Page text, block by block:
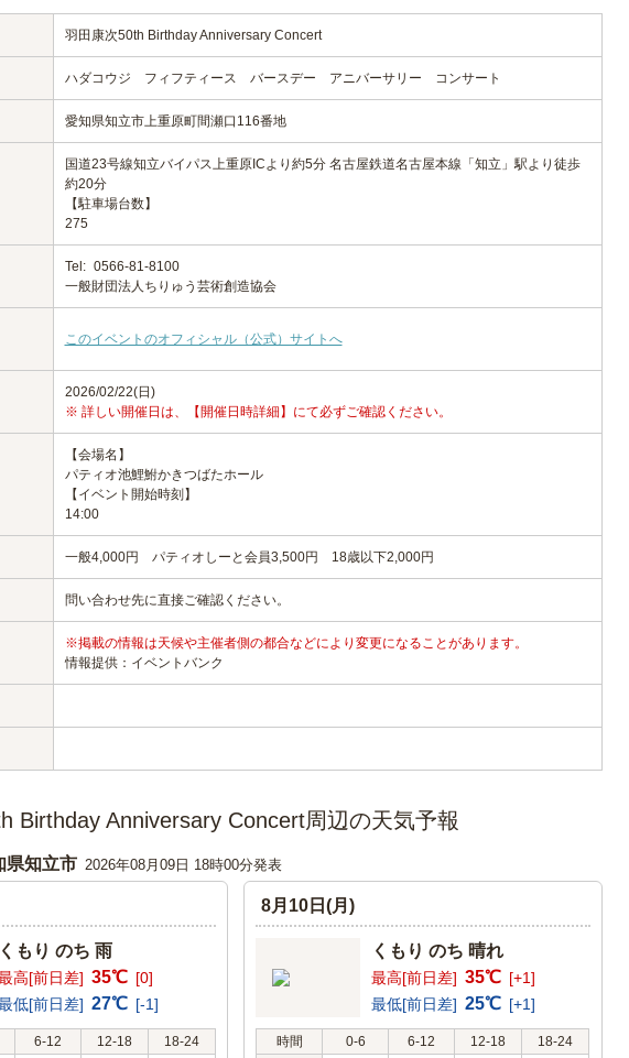
羽田康次50th Birthday Anniversary Concert
ハダコウジ フィフティース バースデー アニバーサリー コンサート
愛知県知立市上重原町間瀬口116番地
国道23号線知立バイパス上重原ICより約5分 名古屋鉄道名古屋本線「知立」駅より徒歩
約20分
【駐車場台数】
275
Tel: 0566-81-8100
一般財団法人ちりゅう芸術創造協会
このイベントのオフィシャル（公式）サイトへ
2026/02/22(日)
※ 詳しい開催日は、【開催日時詳細】にて必ずご確認ください。
【会場名】
パティオ池鯉鮒かきつばたホール
【イベント開始時刻】
14:00
一般4,000円 パティオしーと会員3,500円 18歳以下2,000円
問い合わせ先に直接ご確認ください。
※掲載の情報は天候や主催者側の都合などにより変更になることがあります。
情報提供：イベントバンク
Birthday Anniversary Concert周辺の天気予報
県知立市 2026年08月09日 18時00分発表
くもり のち 雨
高[前日差] 35℃ [0]
低[前日差] 27℃ [-1]
6-12 12-18
18-24
8月10日(月)
くもり のち 晴れ
最高[前日差] 35℃ [+1]
最低[前日差] 25℃ [+1]
時間 0-6 6-12 12-18
18-24